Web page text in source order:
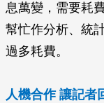
息萬變，需要耗
幫忙作分析、統
過多耗費。
人機合作 讓記者